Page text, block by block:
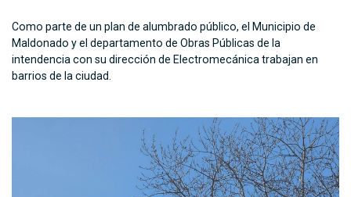
Como parte de un plan de alumbrado público, el Municipio de
Maldonado y el departamento de Obras Públicas de la
intendencia con su dirección de Electromecánica trabajan en
barrios de la ciudad.